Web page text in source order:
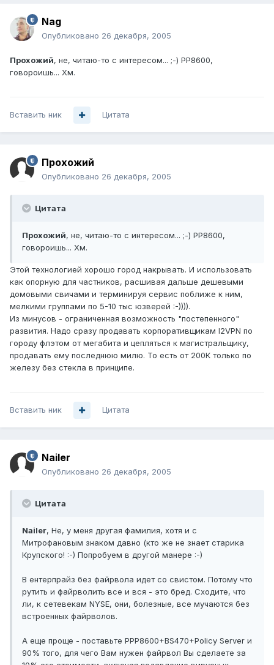
Nag
Опубликовано 26 декабря, 2005
Прохожий, не, читаю-то с интересом... ;-) РР8600,
говороишь... Хм.
Вставить ник Цитата
Прохожий
Опубликовано 26 декабря, 2005
Цитата
Прохожий, не, читаю-то с интересом... ;-) РР8600,
говороишь... Хм.
Этой технологией хорошо город накрывать. И использовать
как опорную для частников, расшивая дальше дешевыми
домовыми свичами и терминируя сервис поближе к ним,
мелкими группами по 5-10 тыс юзверей :-)))).
Из минусов - ограниченная возможность "постепенного"
развития. Надо сразу продавать корпоративщикам l2VPN по
городу флэтом от мегабита и цепляться к магистральщику,
продавать ему последнюю милю. То есть от 200К только по
железу без стекла в принципе.
Вставить ник Цитата
Nailer
Опубликовано 26 декабря, 2005
Цитата
Nailer, Не, у меня другая фамилия, хотя и с
Митрофановым знаком давно (кто же не знает старика
Крупского! :-) Попробуем в другой манере :-)
В ентерпрайз без файрвола идет со свистом. Потому что
рутить и файрволить все и вся - это бред. Сходите, что
ли, к сетевекам NYSE, они, болезные, все мучаются без
встроенных файрволов.
А еще проще - поставьте PPP8600+BS470+Policy Server и
90% того, для чего Вам нужен файрвол Вы сделаете за